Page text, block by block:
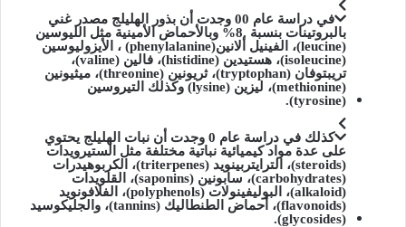
في دراسة عام 00 وجدت أن بذور الهليلج مصدر غني
بالبروتينات بنسبة .8% وبالأحماض الأمينية مثل الليوسين
(leucine)، الفينيل ألانين(phenylalanine) ، الأيزوليوسين
(isoleucine)، هستيدين (histidine)، فالين (valine)،
تريبتوفان (tryptophan)، ثريونين (threonine)، ميثيونين
(methionine)، ليزين (lysine) وكذلك التيروسين
(tyrosine).
كذلك في دراسة عام 0 وجدت أن نبات الهليلج يحتوي
على عدة مواد كيميائية نباتية مختلفة مثل
الستيرويدات
(steroids)، الترايتربينويد (triterpenes)، الكربوهيدرات
(carbohydrates)، سابونين (saponins)، القلويدات
(alkaloid)، البوليفينولات (polyphenols)، الفلافونويد
(flavonoids)، أحماض الطنطاليك (tannins)، والجليكوسيد
(glycosides).